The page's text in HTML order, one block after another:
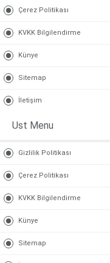
Çerez Politikası
KVKK Bilgilendirme
Künye
Sitemap
İletişim
Ust Menu
Gizlilik Politikası
Çerez Politikası
KVKK Bilgilendirme
Künye
Sitemap